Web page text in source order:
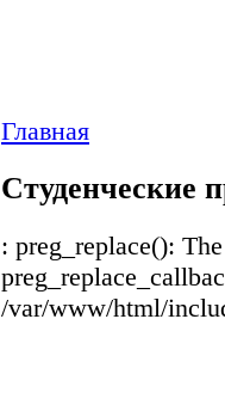
Главная
Студенческие
: preg_replace():
/var/www/html/